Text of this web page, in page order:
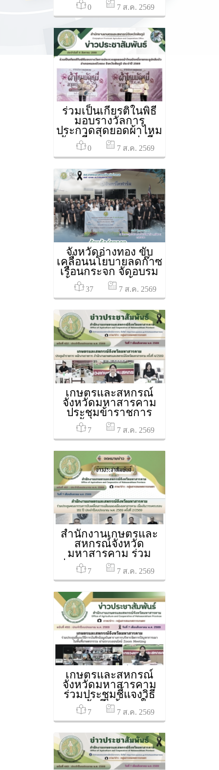
76 จังหวัด” ประจำปี
2569 เพื่อร่วมน้อม
รำลึกในพระ
มหากรุณาธิคุณของ
สมเด็จพระนางเจ้าสิริกิ
ติ์ พระบรมราชชนนี
พันปีหลวง เนื่องใน
โอกาสวันเฉลิม
พระชนมพรรษา 12
สิงหาคม 2569
0 7 ส.ค. 2569
ร่วมเป็นเกียรติในพิธี
มอบรางวัลการ
ประกวดสุดยอดผ้าไหม
มัดหมี่ลายกระธูปกลีบ
บัว อำเภอหนองบัวแดง
จังหวัดชัยภูมิ ประจำปี
2569
0 7 ส.ค. 2569
จังหวัดอ่างทอง ขับ
เคลื่อนนโยบายลดก๊าซ
เรือนกระจก จัดอบรม
สร้างเกษตรกรต้นแบบ
"การผลิตข้าวคาร์บอน
ต่ำ"
37 7 ส.ค. 2569
เกษตรและสหกรณ์
จังหวัดมหาสารคาม
ประชุมข้าราชการ
พนักงานราชการ
สำนักงานเกษตรและ
สหกรณ์จังหวัด
มหาสารคาม ครั้งที่
4/2569
7 7 ส.ค. 2569
สำนักงานเกษตรและ
สหกรณ์จังหวัด
มหาสารคาม ร่วม
ประชุมคณะกรรมการ
ขับเคลื่อนการเฉลิม
ฉลองเมือง
มหาสารคาม เนื่องใน
วาระครบรอบ 161 ปี
ประจำปีงบประมาณ
พ.ศ. 2569 ครั้งที่ 2/2569
7 7 ส.ค. 2569
เกษตรและสหกรณ์
จังหวัดมหาสารคาม
ร่วมประชุมชี้แจงวิธี
การบันทึกข้อมูลใน
ตารางการบริหาร
จัดการปัญหาการเผา
ในพื้นที่เกษตรกรรม
ผ่านระบบออนไลน์
Zoom Meeting
7 7 ส.ค. 2569